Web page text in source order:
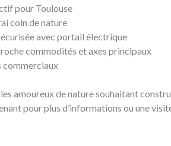
pour Toulouse
coin de nature
avec portail électrique
commodités et axes principaux
commerciaux
amoureux de nature souhaitant
pour plus d’informations ou une